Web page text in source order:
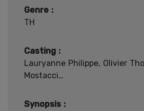
Genre :
TH
Casting :
Lauryanne Philippe, Olivier
Mostacci…
Synopsis :